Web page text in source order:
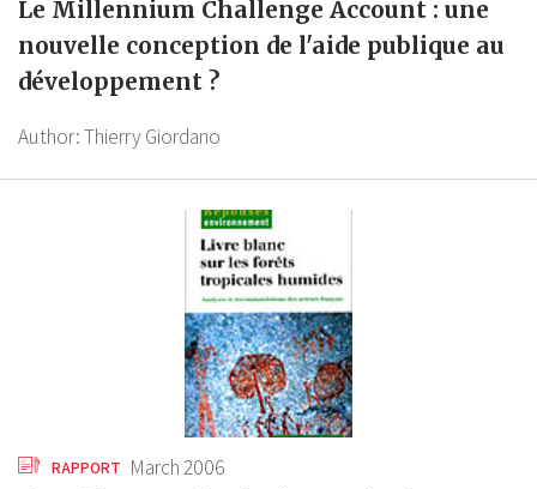
Le Millennium Challenge Account : une
nouvelle conception de l'aide publique au
développement ?
Author:Thierry Giordano
RAPPORT March 2006